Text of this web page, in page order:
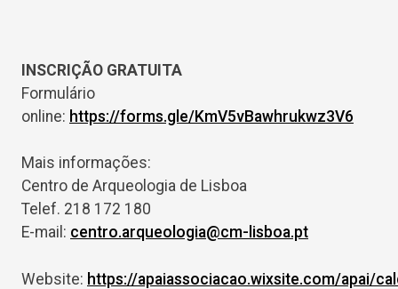
INSCRIÇÃO GRATUITA
Formulário
online: https://forms.gle/KmV5vBawhrukwz3V6
Mais informações:
Centro de Arqueologia de Lisboa
Telef. 218 172 180
E-mail: centro.arqueologia@cm-lisboa.pt
Website: https://apaiassociacao.wixsite.com/apai/